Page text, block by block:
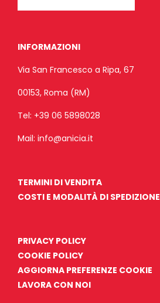
INFORMAZIONI
Via San Francesco a Ripa, 67
00153, Roma (RM)
Tel: +39 06 5898028
Mail: info@anicia.it
TERMINI DI VENDITA
COSTI E MODALITÀ DI SPEDIZIONE
PRIVACY POLICY
COOKIE POLICY
AGGIORNA PREFERENZE COOKIE
LAVORA CON NOI